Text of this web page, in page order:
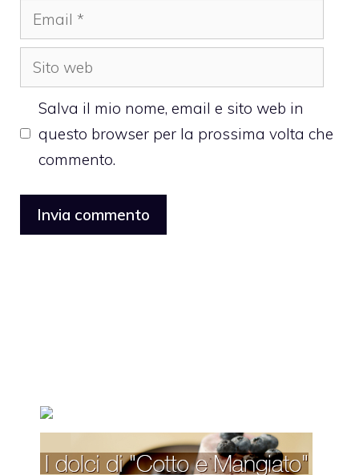
Email
Sito
web
Salva il mio nome, email e sito web in
questo browser per la prossima volta che
commento.